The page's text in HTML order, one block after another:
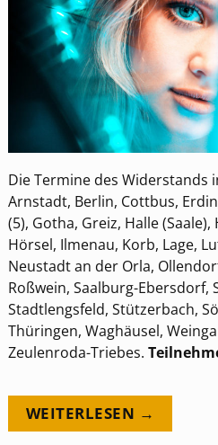
Die Termine des Widerstands
Arnstadt, Berlin, Cottbus,
(5), Gotha, Greiz, Halle
Hörsel, Ilmenau, Korb, Lage,
Neustadt an der Orla,
Roßwein, Saalburg-Ebersdorf,
Stadtlengsfeld, Stützerbach,
Thüringen, Waghäusel,
Zeulenroda-Triebes.
WEITERLESEN →